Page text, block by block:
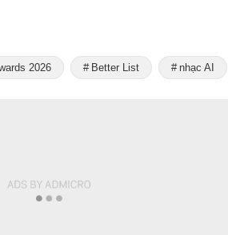
2026 Better List nhạc AI